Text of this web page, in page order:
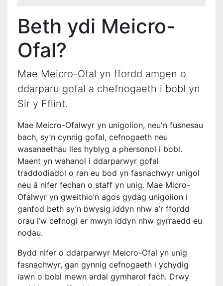
Beth ydi Meicro-
Ofal?
Mae Meicro-Ofal yn ffordd amgen o
ddarparu gofal a chefnogaeth i bobl yn
Sir y Fflint.
Mae Meicro-Ofalwyr yn unigolion, neu'n fusnesau
bach, sy’n cynnig gofal, cefnogaeth neu
wasanaethau lles hyblyg a phersonol i bobl.
Maent yn wahanol i ddarparwyr gofal
traddodiadol o ran eu bod yn fasnachwyr unigol
neu â nifer fechan o staff yn unig. Mae Micro-
Ofalwyr yn gweithio’n agos gydag unigolion i
ganfod beth sy’n bwysig iddyn nhw a’r ffordd
orau i’w cefnogi er mwyn iddyn nhw gyrraedd eu
nodau.
Bydd nifer o ddarparwyr Meicro-Ofal yn unig
fasnachwyr, gan gynnig cefnogaeth i ychydig
iawn o bobl mewn ardal gymharol fach. Drwy